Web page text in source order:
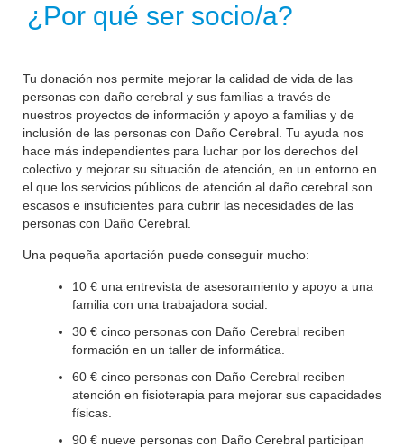
¿Por qué ser socio/a?
Tu donación nos permite mejorar la calidad de vida de las
personas con daño cerebral y sus familias a través de
nuestros proyectos de información y apoyo a familias y de
inclusión de las personas con Daño Cerebral. Tu ayuda nos
hace más independientes para luchar por los derechos del
colectivo y mejorar su situación de atención, en un entorno en
el que los servicios públicos de atención al daño cerebral son
escasos e insuficientes para cubrir las necesidades de las
personas con Daño Cerebral.
Una pequeña aportación puede conseguir mucho:
10 € una entrevista de asesoramiento y apoyo a una
familia con una trabajadora social.
30 € cinco personas con Daño Cerebral reciben
formación en un taller de informática.
60 € cinco personas con Daño Cerebral reciben
atención en fisioterapia para mejorar sus capacidades
físicas.
90 € nueve personas con Daño Cerebral participan